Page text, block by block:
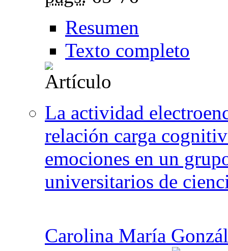
Resumen
Texto completo
La actividad
relación carga
emociones en un
universitarios de
Carolina María